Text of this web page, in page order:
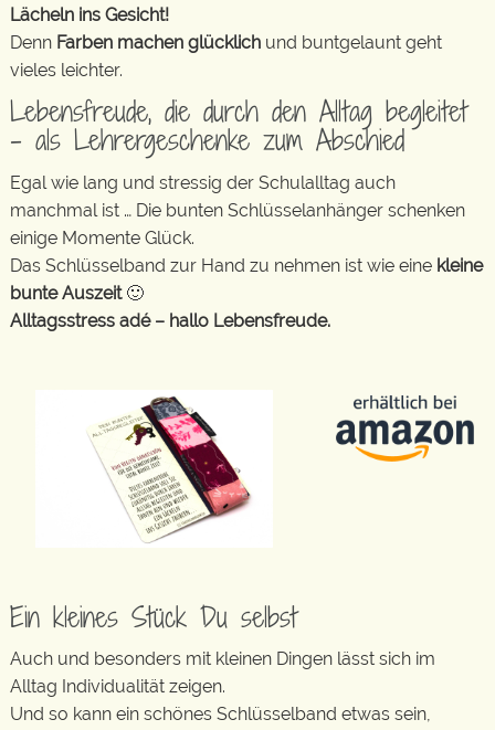
Lächeln ins Gesicht!
Denn Farben machen glücklich und buntgelaunt geht
vieles leichter.
Lebensfreude, die durch den Alltag begleitet
– als Lehrergeschenke zum Abschied
Egal wie lang und stressig der Schulalltag auch
manchmal ist … Die bunten Schlüsselanhänger schenken
einige Momente Glück.
Das Schlüsselband zur Hand zu nehmen ist wie eine kleine
bunte Auszeit🙂
Alltagsstress adé – hallo Lebensfreude.
Ein kleines Stück Du selbst
Auch und besonders mit kleinen Dingen lässt sich im
Alltag Individualität zeigen.
Und so kann ein schönes Schlüsselband etwas sein,